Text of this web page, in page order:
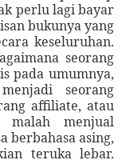
perlu lagi bayar
bukunya yang
keseluruhan.
seorang
pada umumnya,
seorang
affiliate, atau
malah menjual
berbahasa asing,
teruka lebar.